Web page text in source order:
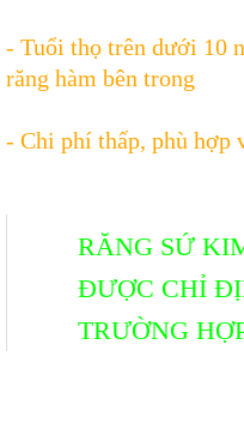
- Tuổi thọ trên dưới 10
răng hàm bên trong
- Chi phí thấp, phù hợp
RĂNG SỨ
ĐƯỢC CHỈ
TRƯỜNG